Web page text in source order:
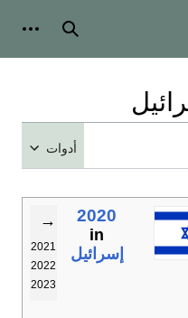
بحث
أدوات
2020
in
إسرائيل
→
2021
2022
2023